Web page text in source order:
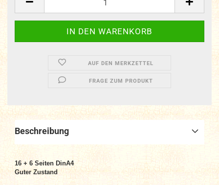
AUF DEN MERKZETTEL
FRAGE ZUM PRODUKT
Beschreibung
16 + 6 Seiten DinA4
Guter Zustand